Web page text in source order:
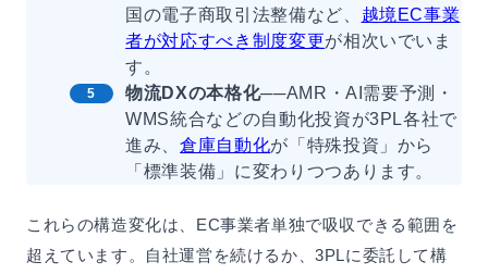
国の電子商取引法整備など、 越境EC事業
者が対応すべき制度変更が相次いでいま
す。
物流DXの本格化──AMR・AI需要予測・
WMS統合などの自動化投資が3PL各社で
進み、倉庫自動化が「特殊投資」から
「標準装備」に変わりつつあります。
これらの構造変化は、EC事業者単独で吸収できる範囲を
超えています。自社運営を続けるか、3PLに委託して構